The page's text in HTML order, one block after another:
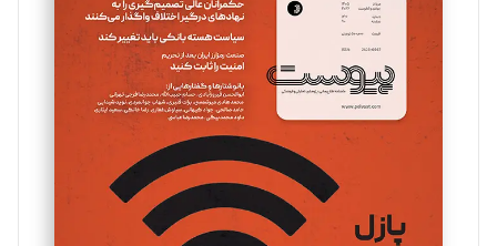
سروش کرمیان
تحریریه
مینا پاکدل
یسنا امان‌پور